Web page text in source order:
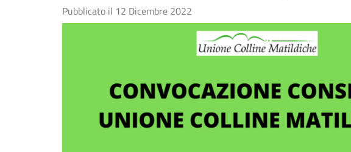
Pubblicato il 12 Dicembre 2022